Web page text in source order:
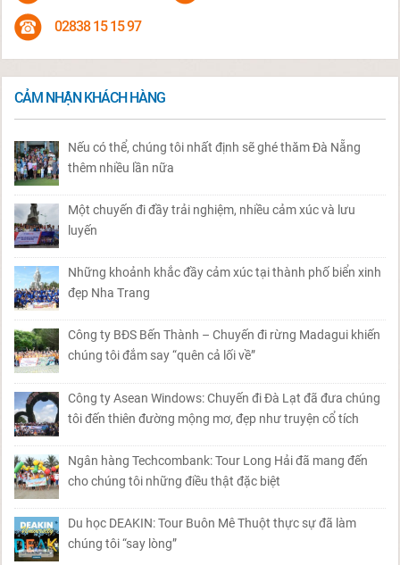
02838 15 15 97
CẢM NHẬN KHÁCH HÀNG
Nếu có thể, chúng tôi nhất định sẽ ghé thăm Đà Nẵng
thêm nhiều lần nữa
Một chuyến đi đầy trải nghiệm, nhiều cảm xúc và lưu
luyến
Những khoảnh khắc đầy cảm xúc tại thành phố biển xinh
đẹp Nha Trang
Công ty BĐS Bến Thành – Chuyến đi rừng Madagui khiến
chúng tôi đắm say “quên cả lối về”
Công ty Asean Windows: Chuyến đi Đà Lạt đã đưa chúng
tôi đến thiên đường mộng mơ, đẹp như truyện cổ tích
Ngân hàng Techcombank: Tour Long Hải đã mang đến
cho chúng tôi những điều thật đặc biệt
Du học DEAKIN: Tour Buôn Mê Thuột thực sự đã làm
chúng tôi “say lòng”